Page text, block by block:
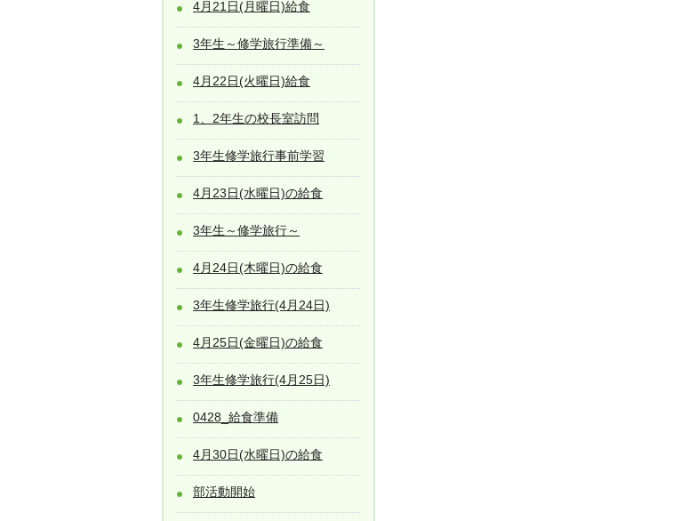
4月21日(月曜日)給食
3年生～修学旅行準備～
4月22日(火曜日)給食
1、2年生の校長室訪問
3年生修学旅行事前学習
4月23日(水曜日)の給食
3年生～修学旅行～
4月24日(木曜日)の給食
3年生修学旅行(4月24日)
4月25日(金曜日)の給食
3年生修学旅行(4月25日)
0428_給食準備
4月30日(水曜日)の給食
部活動開始